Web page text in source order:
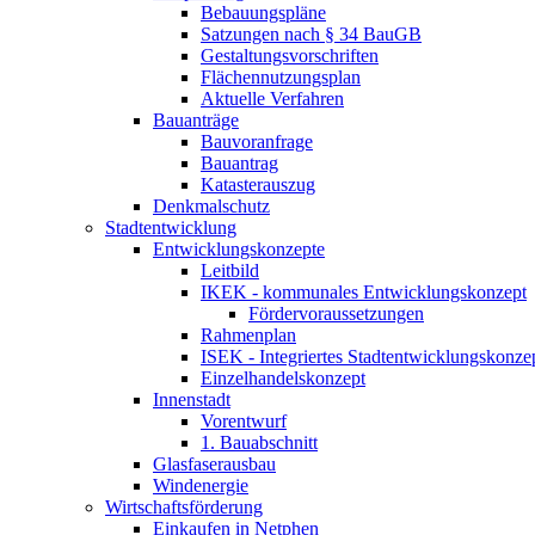
Bebauungspläne
Satzungen nach § 34 BauGB
Gestaltungsvorschriften
Flächennutzungsplan
Aktuelle Verfahren
Bauanträge
Bauvoranfrage
Bauantrag
Katasterauszug
Denkmalschutz
Stadtentwicklung
Entwicklungskonzepte
Leitbild
IKEK - kommunales Entwicklungskonzept
Fördervoraussetzungen
Rahmenplan
ISEK - Integriertes
Einzelhandelskonzept
Innenstadt
Vorentwurf
1. Bauabschnitt
Glasfaserausbau
Windenergie
Wirtschaftsförderung
Einkaufen in Netphen